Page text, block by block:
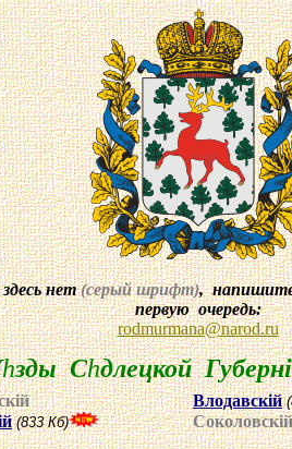
нет(серый шрифт),
первую очередь:
rodmurmana@narod.ru
hзды Сhдлецкой
iй Влодавскiй
й (833 Кб) Соколовскiй